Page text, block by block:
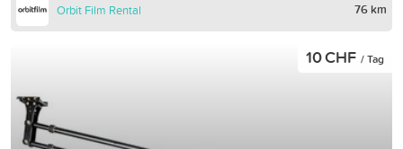
Orbit Film Rental 76 km
10 CHF / Tag